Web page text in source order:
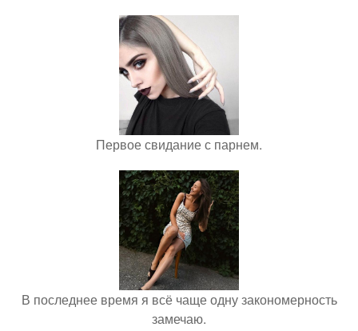
Первое свидание с парнем.
В последнее время я всё чаще одну закономерность
замечаю.